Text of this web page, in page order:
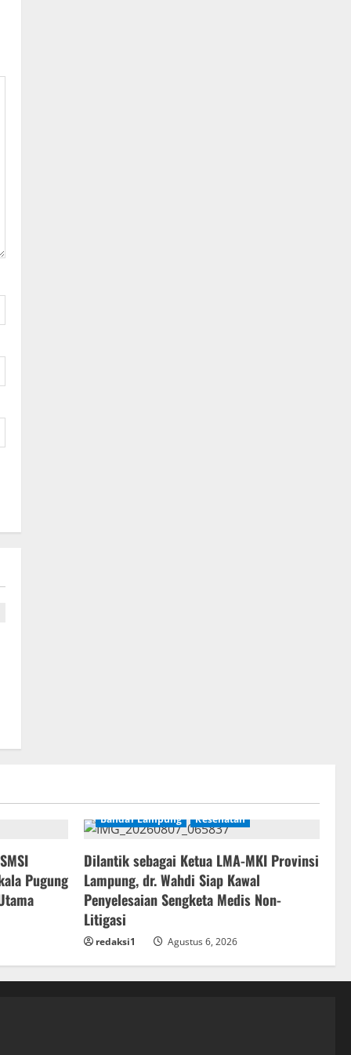
Pugung
Bandar Lampung Kesehatan
Dilantik sebagai Ketua LMA-MKI Provinsi
Lampung, dr. Wahdi Siap Kawal
Penyelesaian Sengketa Medis Non-
Litigasi
redaksi1 Agustus 6, 2026